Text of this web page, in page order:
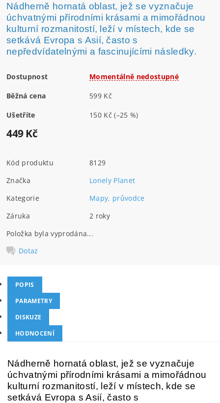
Nádherně hornatá oblast, jež se vyznačuje
úchvatnými přírodními krásami a mimořádnou
kulturní rozmanitostí, leží v místech, kde se
setkává Evropa s Asií, často s
nepředvídatelnými a fascinujícími následky.
Dostupnost Momentálně nedostupné
Běžná cena 599 Kč
Ušetříte 150 Kč(–25 %)
449 Kč
Kód produktu
8129
Značka
Lonely Planet
Kategorie
Mapy, průvodce
Záruka
2 roky
Položka byla vyprodána...
Dotaz
POPIS
PARAMETRY
DISKUZE
HODNOCENÍ
Nádherně hornatá oblast, jež se vyznačuje
úchvatnými přírodními krásami a mimořádnou
kulturní rozmanitostí, leží v místech, kde se
setkává Evropa s Asií, často s